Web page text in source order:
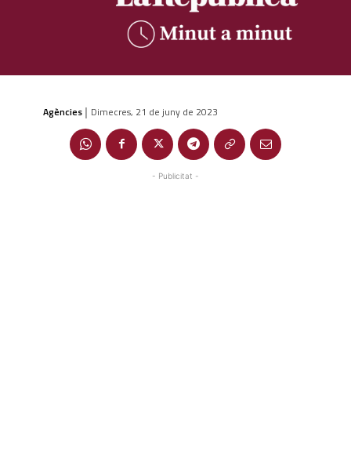
Agències | Dimecres, 21 de juny de 2023
- Publicitat -